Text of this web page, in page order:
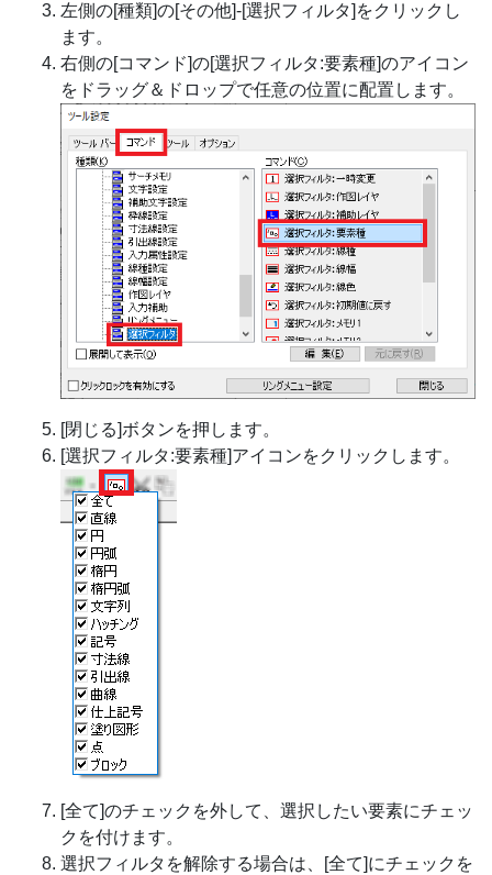
左側の[種類]の[その他]-[選択フィルタ]をクリックし
ます。
右側の[コマンド]の[選択フィルタ:要素種]のアイコン
をドラッグ＆ドロップで任意の位置に配置します。
[閉じる]ボタンを押します。
[選択フィルタ:要素種]アイコンをクリックします。
[全て]のチェックを外して、選択したい要素にチェッ
クを付けます。
選択フィルタを解除する場合は、[全て]にチェックを